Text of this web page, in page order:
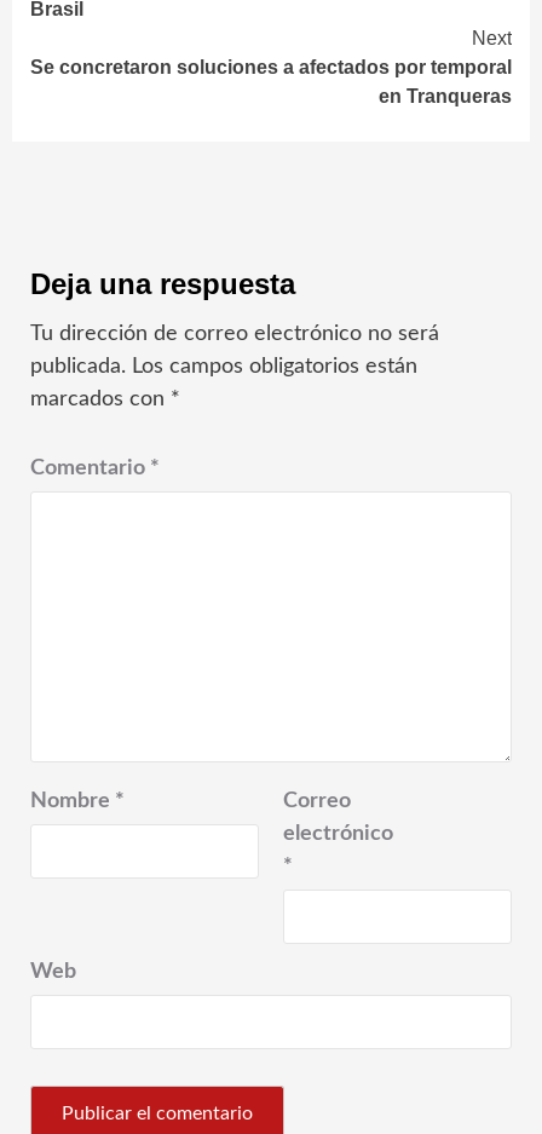
Brasil
Next
Se concretaron soluciones a afectados por temporal
en Tranqueras
Deja una respuesta
Tu dirección de correo electrónico no será
publicada. Los campos obligatorios están
marcados con *
Comentario *
Nombre *
Correo
electrónico
*
Web